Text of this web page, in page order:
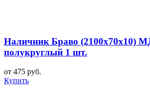
Наличник Браво (2100x70x10)
полукруглый 1 шт.
от 475 руб.
Купить